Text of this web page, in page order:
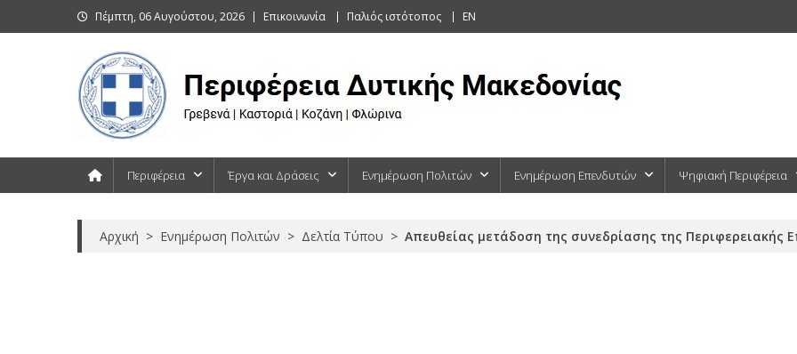
to
Πέμπτη, 06 Αυγούστου, 2026 Επικοινωνία Παλιός ιστότοπος EN
Περιφέρεια Έργα και Δράσεις Ενημέρωση Πολιτών Ενημέρωση Επενδυτών Ψηφιακή Περιφέρεια
Αρχική > Ενημέρωση Πολιτών > Δελτία Τύπου > Απευθείας μετάδοση της συνεδρίασης της Περιφερειακής